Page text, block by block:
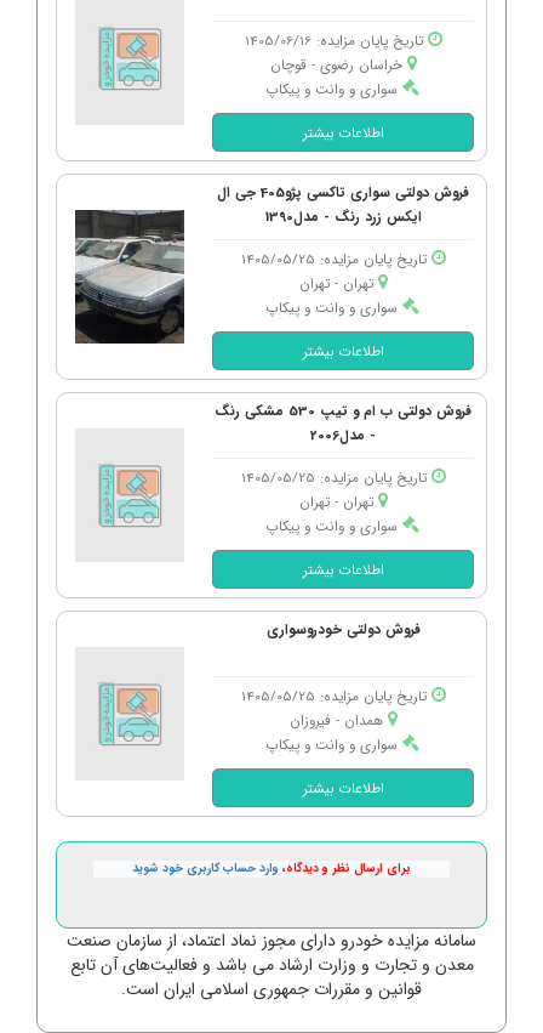
تاریخ پایان مزایده: 1405/06/16
خراسان رضوی - قوچان
سواری و وانت و پیکاپ
اطلاعات بیشتر
فروش دولتی سواری تاکسی پژو405 جی ال
ایکس زرد رنگ - مدل1390
تاریخ پایان مزایده: 1405/05/25
تهران - تهران
سواری و وانت و پیکاپ
اطلاعات بیشتر
فروش دولتی ب ام و تیپ 530 مشکی رنگ
- مدل2006
تاریخ پایان مزایده: 1405/05/25
تهران - تهران
سواری و وانت و پیکاپ
اطلاعات بیشتر
فروش دولتی خودروسواری
تاریخ پایان مزایده: 1405/05/25
همدان - فیروزان
سواری و وانت و پیکاپ
اطلاعات بیشتر
برای ارسال نظر و دیدگاه، وارد حساب کاربری خود شوید
سامانه مزایده خودرو دارای مجوز نماد اعتماد، از سازمان صنعت
معدن و تجارت و وزارت ارشاد می باشد و فعالیت‌های آن تابع
قوانین و مقررات جمهوری اسلامی ایران است.